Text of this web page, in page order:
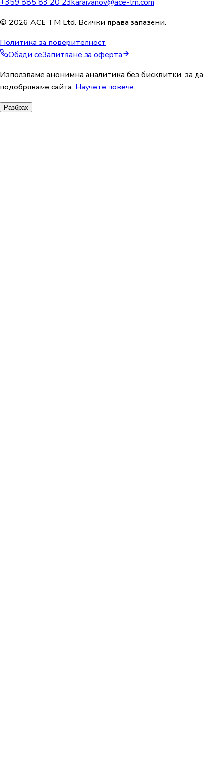
+359 885 83 20 23karaivanov@ace-tm.com
© 2026 ACE TM Ltd. Всички права запазени.
Политика за поверителност
Обади сеЗапитване за оферта
Използваме анонимна аналитика без бисквитки, за да
подобряваме сайта. Научете повече.
Разбрах